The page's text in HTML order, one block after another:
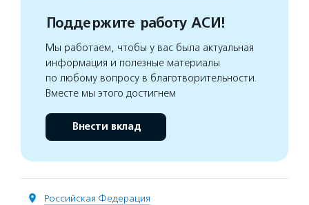
Поддержите работу АСИ!
Мы работаем, чтобы у вас была актуальная
информация и полезные материалы
по любому вопросу в благотворительности.
Вместе мы этого достигнем
Внести вклад
Российская Федерация